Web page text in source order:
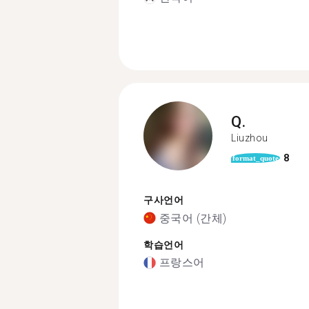
Q.
Liuzhou
format_quote 8
구사언어
중국어 (간체)
학습언어
프랑스어